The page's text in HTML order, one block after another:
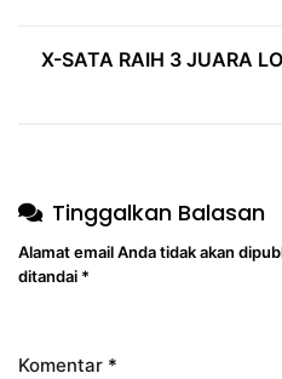
X-SATA RAIH 3 JUARA
Tinggalkan Balasan
Alamat email Anda tidak akan
ditandai *
Komentar *